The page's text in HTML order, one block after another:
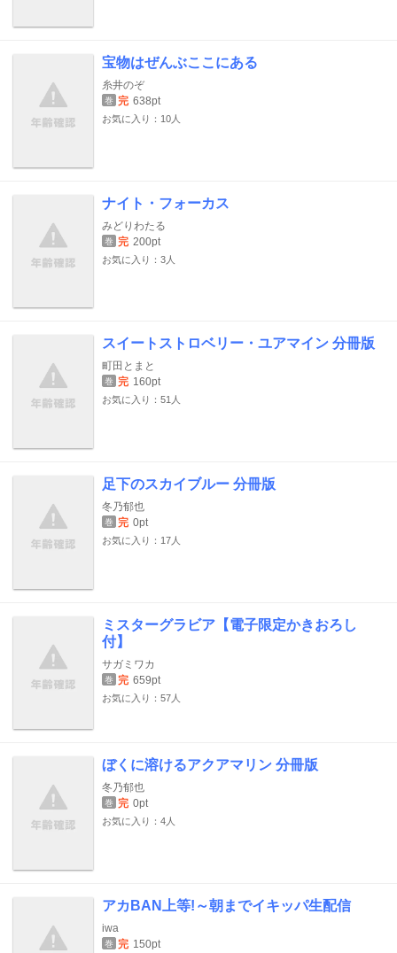
宝物はぜんぶここにある
糸井のぞ
巻 完 638pt
お気に入り：10人
ナイト・フォーカス
みどりわたる
巻 完 200pt
お気に入り：3人
スイートストロベリー・ユアマイン 分冊版
町田とまと
巻 完 160pt
お気に入り：51人
足下のスカイブルー 分冊版
冬乃郁也
巻 完 0pt
お気に入り：17人
ミスターグラビア【電子限定かきおろし
付】
サガミワカ
巻 完 659pt
お気に入り：57人
ぼくに溶けるアクアマリン 分冊版
冬乃郁也
巻 完 0pt
お気に入り：4人
アカBAN上等!～朝までイキッパ生配信
iwa
巻 完 150pt